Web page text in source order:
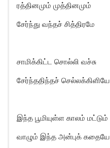
ரத்தினமும் முத்தினமும்
சேர்ந்து வந்தச் சித்திரமே
சாமிக்கிட்ட சொல்லி வச்சு
சேர்ந்ததிந்தச் செல்லக்கிளியே
இந்த பூமியுள்ள காலம் மட்டும்
வாழும் இந்த அன்புக் கதையே